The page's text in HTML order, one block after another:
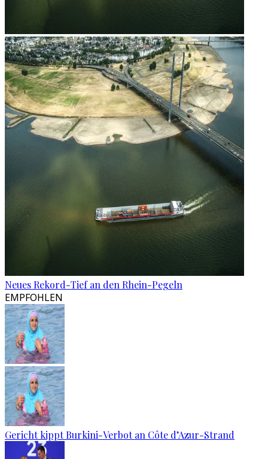
Neues Rekord-Tief an den Rhein-Pegeln
EMPFOHLEN
Gericht kippt Burkini-Verbot an Côte d’Azur-Strand